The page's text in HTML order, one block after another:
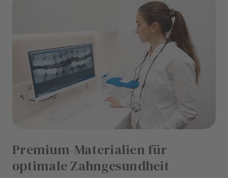
Premium-Materialien für
optimale Zahngesundheit